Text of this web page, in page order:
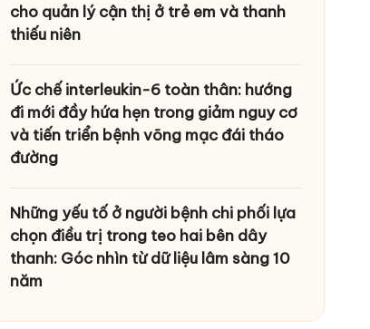
cho quản lý cận thị ở trẻ em và thanh
thiếu niên
Ức chế interleukin-6 toàn thân: hướng
đi mới đầy hứa hẹn trong giảm nguy cơ
và tiến triển bệnh võng mạc đái tháo
đường
Những yếu tố ở người bệnh chi phối lựa
chọn điều trị trong teo hai bên dây
thanh: Góc nhìn từ dữ liệu lâm sàng 10
năm